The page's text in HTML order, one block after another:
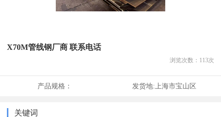
X70M管线钢厂商 联系电话
浏览次数： 113次
产品规格： 发货地: 上海市宝山区
关键词